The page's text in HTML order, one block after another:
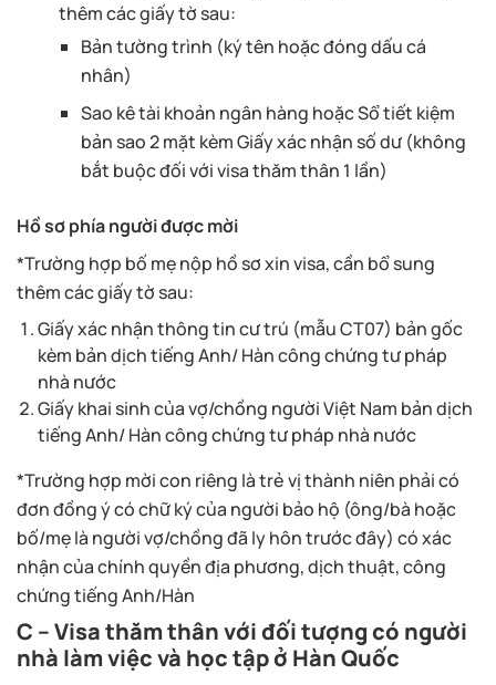
thêm các giấy tờ sau:
Bản tường trình (ký tên hoặc đóng dấu cá
nhân)
Sao kê tài khoản ngân hàng hoặc Sổ tiết kiệm
bản sao 2 mặt kèm Giấy xác nhận số dư (không
bắt buộc đối với visa thăm thân 1 lần)
Hồ sơ phía người được mời
*Trường hợp bố mẹ nộp hồ sơ xin visa, cần bổ sung
thêm các giấy tờ sau:
Giấy xác nhận thông tin cư trú (mẫu CT07) bản gốc
kèm bản dịch tiếng Anh/ Hàn công chứng tư pháp
nhà nước
Giấy khai sinh của vợ/chồng người Việt Nam bản dịch
tiếng Anh/ Hàn công chứng tư pháp nhà nước
*Trường hợp mời con riêng là trẻ vị thành niên phải có
đơn đồng ý có chữ ký của người bảo hộ (ông/bà hoặc
bố/mẹ là người vợ/chồng đã ly hôn trước đây) có xác
nhận của chính quyền địa phương, dịch thuật, công
chứng tiếng Anh/Hàn
C – Visa thăm thân với đối tượng có người
nhà làm việc và học tập ở Hàn Quốc